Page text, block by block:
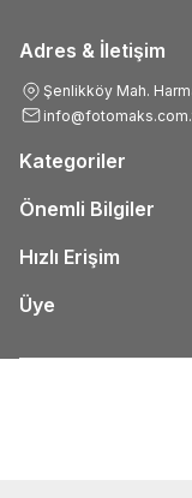
Adres & İletişim
Şenlikköy Mah.
Kategoriler
Önemli Bilgiler
Hızlı Erişim
Üye